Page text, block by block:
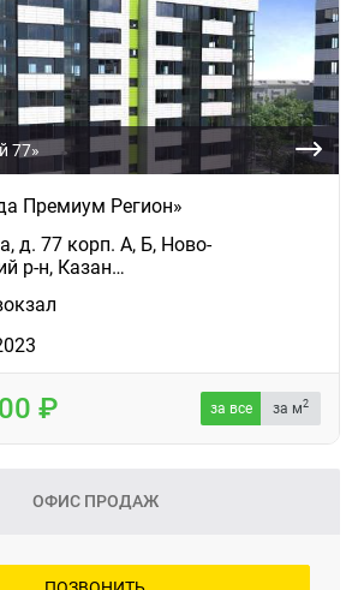
77»
Премиум Регион»
д. 77 корп. А, Б, Ново-
р-н, Казан…
за все за м2
ОФИС ПРОДАЖ